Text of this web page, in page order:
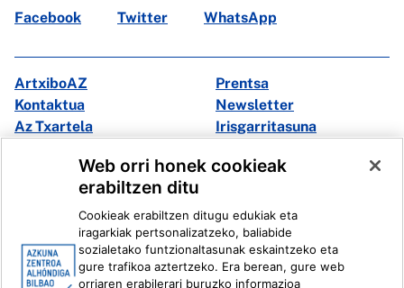
Facebook
Twitter WhatsApp
ArtxiboAZ
Prentsa
Kontaktua
Newsletter
Az Txartela
Irisgarritasuna
Instagram
Youtube
Linkedin
Ivoox
Web orri honek cookieak
erabiltzen ditu
Cookieak erabiltzen ditugu edukiak eta
iragarkiak pertsonalizatzeko, baliabide
sozialetako funtzionaltasunak eskaintzeko eta
gure trafikoa aztertzeko. Era berean, gure web
orriaren erabilerari buruzko informazioa